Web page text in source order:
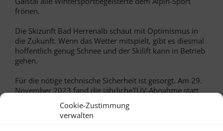
Cookie-Zustimmung
verwalten
frönen.
Die Skizunft Bad Herrenalb schaut mit Optimismus in
die Zukunft. Wenn das Wetter mitspielt, gibt es diesmal
hoffentlich genug Schnee und der Skilift kann in Betrieb
gehen.
Für die nötige technische Sicherheit ist gesorgt. Am 29.
November2023 fanddiejährlicheTÜV-Abnahme statt.
Ein Mitarbeiter vom TÜV Süd prüfte die Liftanlage auf
ihre Sicherheit,Inspiziert wurden zum Beispiel Seile,
Rollen und der Antrieb.